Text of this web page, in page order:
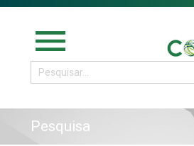
menu
Pesquisa